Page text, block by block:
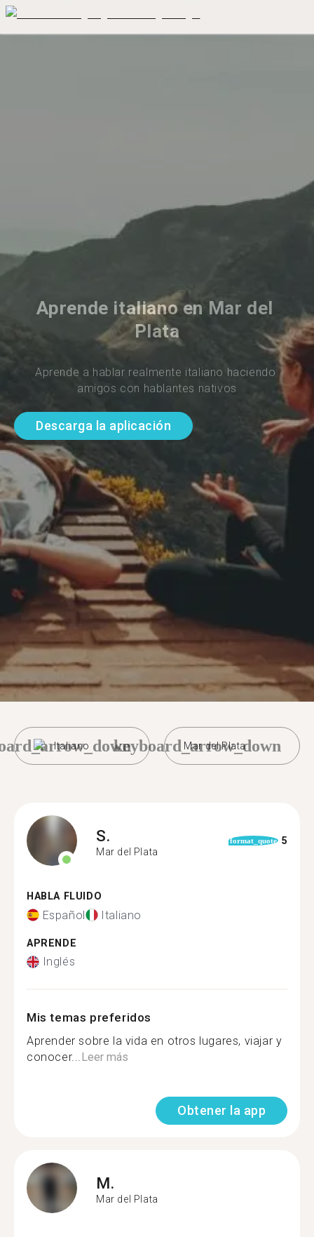
Aprende italiano en Mar del
Plata
Aprende a hablar realmente italiano haciendo
amigos con hablantes nativos
Descarga la aplicación
Italiano Mar del Plata
keyboard_arrow_down
S.
Mar del Plata
format_quote 5
HABLA FLUIDO
Español Italiano
APRENDE
Inglés
Mis temas preferidos
Aprender sobre la vida en otros lugares, viajar y
conocer...Leer más
Obtener la app
M.
Mar del Plata